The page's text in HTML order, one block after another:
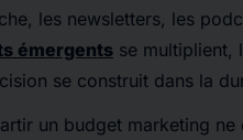
les newsletters, les
émergents se multiplient,
se construit dans la
un budget marketing